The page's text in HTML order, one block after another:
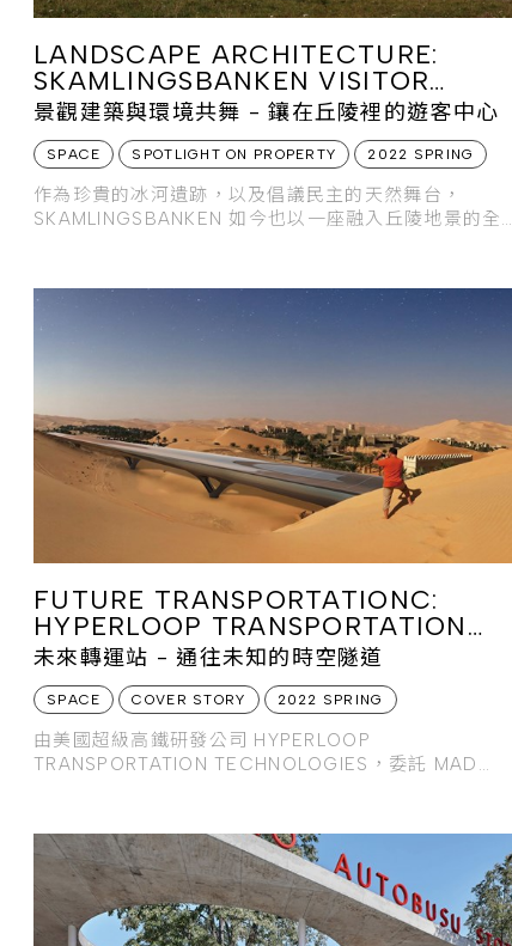
LANDSCAPE ARCHITECTURE:
SKAMLINGSBANKEN VISITOR
CENTRE
景觀建築與環境共舞 - 鑲在丘陵裡的遊客中心
SPACE SPOTLIGHT ON PROPERTY 2022 SPRING
作為珍貴的冰河遺跡，以及倡議民主的天然舞台，
SKAMLINGSBANKEN 如今也以一座融入丘陵地景的全新
FUTURE TRANSPORTATIONC:
HYPERLOOP TRANSPORTATION
TECHNOLOGIES
未來轉運站 - 通往未知的時空隧道
SPACE COVER STORY 2022 SPRING
由美國超級高鐵研發公司 HYPERLOOP
TRANSPORTATION TECHNOLOGIES，委託 MAD